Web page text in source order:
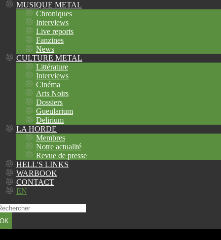
MUSIQUE METAL
Chroniques
Interviews
Live reports
Fanzines
News
CULTURE METAL
Littérature
Interviews
Cinéma
Arts Noirs
Dossiers
Gueularium
Delirium
LA HORDE
Membres
Notre actualité
Revue de presse
HELL'S LINKS
WARBOOK
CONTACT
EN
OK